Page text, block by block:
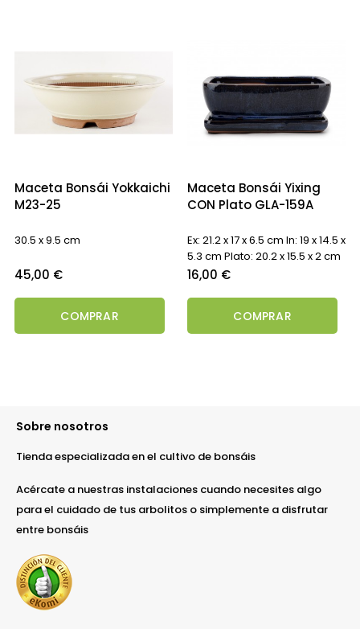
Maceta Bonsái Yokkaichi
M23-25
30.5 x 9.5 cm
Precio
45,00 €
COMPRAR
Maceta Bonsái Yixing
CON Plato GLA-159A
Ex: 21.2 x 17 x 6.5 cm In: 19 x 14.5 x
5.3 cm Plato: 20.2 x 15.5 x 2 cm
Precio
16,00 €
COMPRAR
Sobre nosotros
Tienda especializada en el cultivo de bonsáis
Acércate a nuestras instalaciones cuando necesites algo
para el cuidado de tus arbolitos o simplemente a disfrutar
entre bonsáis